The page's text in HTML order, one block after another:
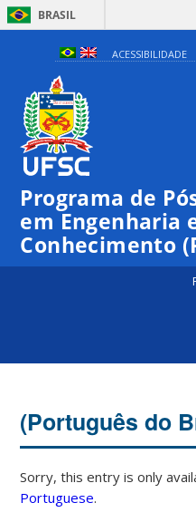
BRASIL
ACESSIBILIDADE
Programa de
em Engenharia
Conhecimento
(Português do
Sorry, this entry is only
Portuguese.
00:00
04:00
05:00